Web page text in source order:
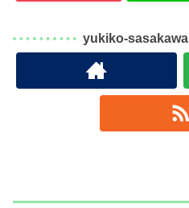
yukiko-sasakawa